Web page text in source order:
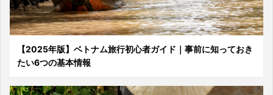
【2025年版】ベトナム旅行初心者ガイド｜事前に知っておき
たい6つの基本情報